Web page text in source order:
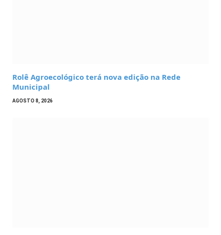
Rolê Agroecológico terá nova edição na Rede
Municipal
AGOSTO 8, 2026